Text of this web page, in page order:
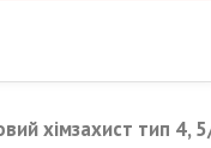
хімзахист тип 4,